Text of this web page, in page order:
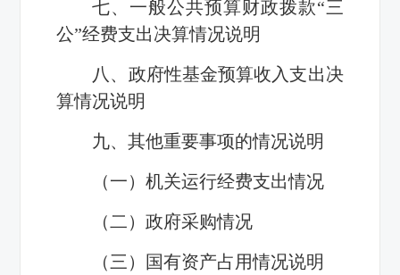
七、一般公共预算财政拨款“三
公”经费支出决算情况说明
八、政府性基金预算收入支出决
算情况说明
九、其他重要事项的情况说明
（一）机关运行经费支出情况
（二）政府采购情况
（三）国有资产占用情况说明